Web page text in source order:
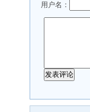
用户名：